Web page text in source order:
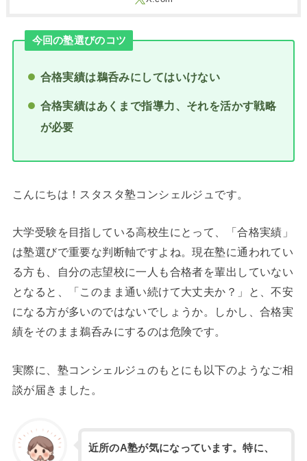
今回の塾選びのコツ
合格実績は鵜呑みにしてはいけない
合格実績はあくまで指導力、それを活かす戦略
が必要
こんにちは！スタスタ塾コンシェルジュです。
大学受験を目指している高校生にとって、「合格実績」
は塾選びで重要な判断軸ですよね。現在塾に通われてい
る方も、自分の志望校に一人も合格者を輩出していない
となると、「このまま通い続けて大丈夫か？」と、不安
になる方が多いのではないでしょうか。しかし、合格実
績をそのまま鵜呑みにするのは危険です。
実際に、塾コンシェルジュのもとにも以下のようなご相
談が届きました。
近所のA塾が気になっています。特に、